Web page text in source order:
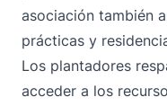
asociación también
prácticas y
Los plantadores
acceder a los